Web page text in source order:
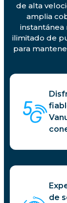
de alta
amplia
instantánea
ilimitado de
para
de